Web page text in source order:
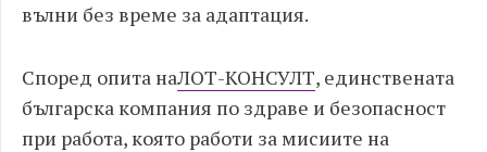
вълни без време за адаптация.
Според опита наЛОТ-КОНСУЛТ, единствената
българска компания по здраве и безопасност
при работа, която работи за мисиите на